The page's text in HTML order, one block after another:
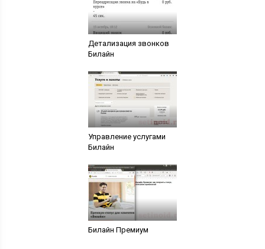
Детализация звонков
Билайн
Управление услугами
Билайн
Билайн Премиум